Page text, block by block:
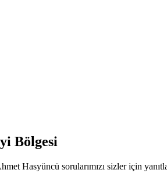
Bölgesi
Hasyüncü sorularımızı sizler için